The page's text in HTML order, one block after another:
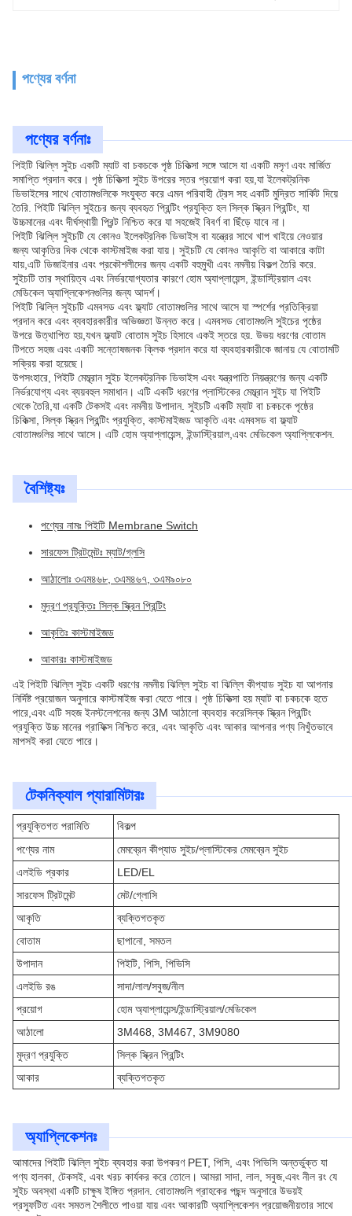
পণ্যের বর্ণনা
পণ্যের বর্ণনাঃ
পিইটি ঝিল্লি সুইচ একটি ম্যাট বা চকচকে পৃষ্ঠ চিকিত্সা সঙ্গে আসে যা একটি মসৃণ এবং মার্জিত
সমাপ্তি প্রদান করে। পৃষ্ঠ চিকিত্সা সুইচ উপরের স্তর প্রয়োগ করা হয়,যা ইলেকট্রনিক
ডিভাইসের সাথে বোতামগুলিকে সংযুক্ত করে এমন পরিবাহী ট্রেস সহ একটি মুদ্রিত সার্কিট দিয়ে
তৈরি. পিইটি ঝিল্লি সুইচের জন্য ব্যবহৃত প্রিন্টিং প্রযুক্তি হল সিল্ক স্ক্রিন প্রিন্টিং, যা
উচ্চমানের এবং দীর্ঘস্থায়ী প্রিন্ট নিশ্চিত করে যা সহজেই বিবর্ণ বা ছিঁড়ে যাবে না।
পিইটি ঝিল্লি সুইচটি যে কোনও ইলেকট্রনিক ডিভাইস বা যন্ত্রের সাথে খাপ খাইয়ে নেওয়ার
জন্য আকৃতির দিক থেকে কাস্টমাইজ করা যায়। সুইচটি যে কোনও আকৃতি বা আকারে কাটা
যায়,এটি ডিজাইনার এবং প্রকৌশলীদের জন্য একটি বহুমুখী এবং নমনীয় বিকল্প তৈরি করে.
সুইচটি তার স্থায়িত্ব এবং নির্ভরযোগ্যতার কারণে হোম অ্যাপ্লায়েন্স, ইন্ডাস্ট্রিয়াল এবং
মেডিকেল অ্যাপ্লিকেশনগুলির জন্য আদর্শ।
পিইটি ঝিল্লি সুইচটি এমবসড এবং ফ্ল্যাট বোতামগুলির সাথে আসে যা স্পর্শের প্রতিক্রিয়া
প্রদান করে এবং ব্যবহারকারীর অভিজ্ঞতা উন্নত করে। এমবসড বোতামগুলি সুইচের পৃষ্ঠের
উপরে উত্থাপিত হয়,যখন ফ্ল্যাট বোতাম সুইচ হিসাবে একই স্তরে হয়. উভয় ধরণের বোতাম
টিপতে সহজ এবং একটি সন্তোষজনক ক্লিক প্রদান করে যা ব্যবহারকারীকে জানায় যে বোতামটি
সক্রিয় করা হয়েছে।
উপসংহারে, পিইটি মেম্ব্রান সুইচ ইলেকট্রনিক ডিভাইস এবং যন্ত্রপাতি নিয়ন্ত্রণের জন্য একটি
নির্ভরযোগ্য এবং ব্যয়বহুল সমাধান। এটি একটি ধরণের প্লাস্টিকের মেম্ব্রান সুইচ যা পিইটি
থেকে তৈরি,যা একটি টেকসই এবং নমনীয় উপাদান. সুইচটি একটি ম্যাট বা চকচকে পৃষ্ঠের
চিকিত্সা, সিল্ক স্ক্রিন প্রিন্টিং প্রযুক্তি, কাস্টমাইজড আকৃতি এবং এমবসড বা ফ্ল্যাট
বোতামগুলির সাথে আসে। এটি হোম অ্যাপ্লায়েন্স, ইন্ডাস্ট্রিয়াল,এবং মেডিকেল অ্যাপ্লিকেশন.
বৈশিষ্ট্যঃ
পণ্যের নামঃ পিইটি Membrane Switch
সারফেস ট্রিটমেন্টঃ ম্যাট/গ্লসি
আঠালোঃ ৩এম৪৬৮, ৩এম৪৬৭, ৩এম৯০৮০
মুদ্রণ প্রযুক্তিঃ সিল্ক স্ক্রিন প্রিন্টিং
আকৃতিঃ কাস্টমাইজড
আকারঃ কাস্টমাইজড
এই পিইটি ঝিল্লি সুইচ একটি ধরণের নমনীয় ঝিল্লি সুইচ বা ঝিল্লি কীপ্যাড সুইচ যা আপনার
নির্দিষ্ট প্রয়োজন অনুসারে কাস্টমাইজ করা যেতে পারে। পৃষ্ঠ চিকিত্সা হয় ম্যাট বা চকচকে হতে
পারে,এবং এটি সহজ ইনস্টলেশনের জন্য 3M আঠালো ব্যবহার করেসিল্ক স্ক্রিন প্রিন্টিং
প্রযুক্তি উচ্চ মানের গ্রাফিক্স নিশ্চিত করে, এবং আকৃতি এবং আকার আপনার পণ্য নিখুঁতভাবে
মাপসই করা যেতে পারে।
টেকনিক্যাল প্যারামিটারঃ
প্রযুক্তিগত পরামিতি
বিকল্প
পণ্যের নাম
মেমব্রেন কীপ্যাড সুইচ/প্লাস্টিকের মেমব্রেন সুইচ
এলইডি প্রকার
LED/EL
সারফেস ট্রিটমেন্ট
মেট/গ্লোসি
আকৃতি
ব্যক্তিগতকৃত
বোতাম
ছাপানো, সমতল
উপাদান
পিইটি, পিসি, পিভিসি
এলইডি রঙ
সাদা/লাল/সবুজ/নীল
প্রয়োগ
হোম অ্যাপ্লায়েন্স/ইন্ডাস্ট্রিয়াল/মেডিকেল
আঠালো
3M468, 3M467, 3M9080
মুদ্রণ প্রযুক্তি
সিল্ক স্ক্রিন প্রিন্টিং
আকার
ব্যক্তিগতকৃত
অ্যাপ্লিকেশনঃ
আমাদের পিইটি ঝিল্লি সুইচ ব্যবহার করা উপকরণ PET, পিসি, এবং পিভিসি অন্তর্ভুক্ত যা
পণ্য হালকা, টেকসই, এবং খরচ কার্যকর করে তোলে। আমরা সাদা, লাল, সবুজ,এবং নীল রং যে
সুইচ অবস্থা একটি চাক্ষুষ ইঙ্গিত প্রদান. বোতামগুলি গ্রাহকের পছন্দ অনুসারে উভয়ই
প্রস্ফুটিত এবং সমতল শৈলীতে পাওয়া যায় এবং আকারটি অ্যাপ্লিকেশন প্রয়োজনীয়তার সাথে